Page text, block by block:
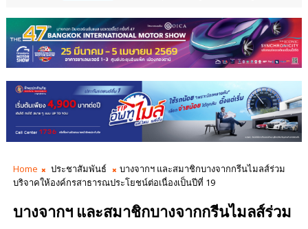
Home ประชาสัมพันธ์
บางจากฯ และสมาชิกบางจากกรีนไมลส์ร่วม
บริจาคให้องค์กรสาธารณประโยชน์ต่อเนื่องเป็นปีที่ 19
บางจากฯ และสมาชิกบางจากกรีนไมลส์ร่วม